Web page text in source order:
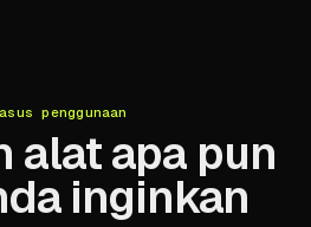
penggunaan
alat apa pun
inginkan